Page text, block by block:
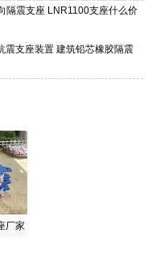
新区北方工业基地
隔震支座 LNR1100支座什么价
震支座装置 建筑铅芯橡胶隔震
厂家